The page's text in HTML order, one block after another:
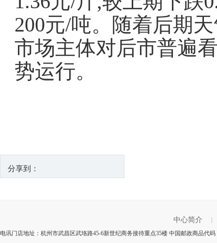
200元/吨。随着后期
市场主体对后市普遍
势运行。
分享到：
中心简介
电讯门店地址：杭州市武昌区武珞路45-6新世纪商务接待重点35楼 中国邮政商品代